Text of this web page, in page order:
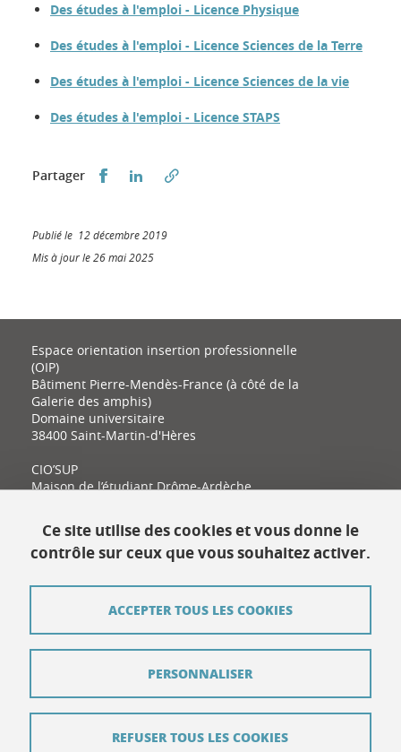
Des études à l'emploi - Licence Physique
Des études à l'emploi - Licence Sciences de la Terre
Des études à l'emploi - Licence Sciences de la vie
Des études à l'emploi - Licence STAPS
Partager Partager sur Facebook
Partager sur LinkedIn
Publié le 12 décembre 2019
Mis à jour le 26 mai 2025
Espace orientation insertion professionnelle
(OIP)
Bâtiment Pierre-Mendès-France (à côté de la
Galerie des amphis)
Domaine universitaire
38400 Saint-Martin-d'Hères
CIO’SUP
Maison de l’étudiant Drôme-Ardèche
26000 Valence
Contact
Mentions légales
Ce site utilise des cookies et vous donne le
contrôle sur ceux que vous souhaitez activer.
ACCEPTER TOUS LES COOKIES
REFUSER TOUS LES COOKIES
PERSONNALISER